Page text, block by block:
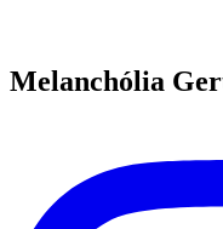
Melanchólia